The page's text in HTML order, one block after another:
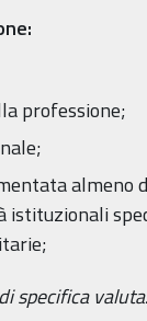
professione;
almeno
specifica